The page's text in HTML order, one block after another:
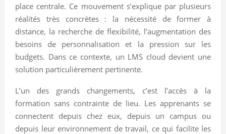
place centrale. Ce mouvement s’explique par plusieurs
réalités très concrètes : la nécessité de former à
distance, la recherche de flexibilité, l’augmentation des
besoins de personnalisation et la pression sur les
budgets. Dans ce contexte, un LMS cloud devient une
solution particulièrement pertinente.
L’un des grands changements, c’est l’accès à la
formation sans contrainte de lieu. Les apprenants se
connectent depuis chez eux, depuis un campus ou
depuis leur environnement de travail, ce qui facilite les